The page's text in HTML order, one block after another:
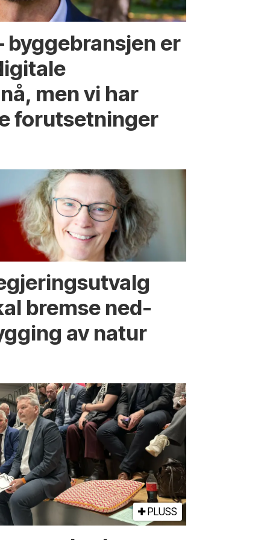
byggebransjen er
men vi har
forutsetninger
bremse ned­
av natur
PLUSS